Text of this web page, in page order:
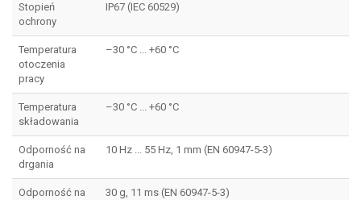
Stopień
ochrony
IP67 (IEC 60529)
Temperatura
otoczenia
pracy
–30 °C ... +60 °C
Temperatura
składowania
–30 °C ... +60 °C
Odporność na
drgania
10 Hz ... 55 Hz, 1 mm (EN 60947-5-3)
Odporność na
30 g, 11 ms (EN 60947-5-3)